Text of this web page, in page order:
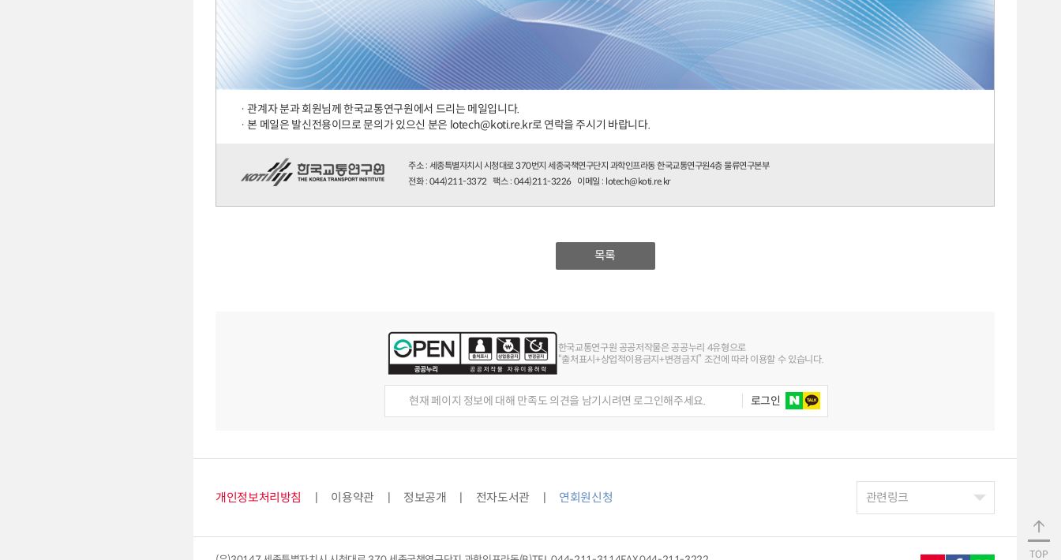
· 관계자 분과 회원님께 한국교통연구원에서 드리는 메일입니다.
· 본 메일은 발신전용이므로 문의가 있으신 분은 lotech@koti.re.kr로 연락을 주시기 바랍니다.
주소 : 세종특별자치시 시청대로 370번지 세종국책연구단지 과학인프라동 한국교통연구원4층 물류연구본부
전화 : 044)211-3372 팩스 : 044)211-3226 이메일 : lotech@koti.re.kr
목록
한국교통연구원 공공저작물은 공공누리 4유형으로
“출처표시+상업적이용금지+변경금지” 조건에 따라 이용할 수 있습니다.
현재 페이지 정보에 대해 만족도 의견을 남기시려면 로그인해주세요. 로그인
개인정보처리방침 이용약관 정보공개 전자도서관 연회원신청 관련링크
TOP